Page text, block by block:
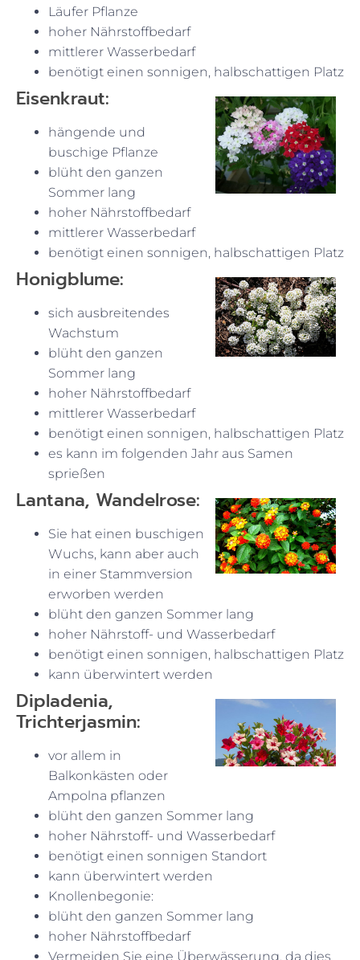
Läufer Pflanze
hoher Nährstoffbedarf
mittlerer Wasserbedarf
benötigt einen sonnigen, halbschattigen Platz
Eisenkraut:
hängende und
buschige Pflanze
blüht den ganzen
Sommer lang
hoher Nährstoffbedarf
mittlerer Wasserbedarf
benötigt einen sonnigen, halbschattigen Platz
Honigblume:
sich ausbreitendes
Wachstum
blüht den ganzen
Sommer lang
hoher Nährstoffbedarf
mittlerer Wasserbedarf
benötigt einen sonnigen, halbschattigen Platz
es kann im folgenden Jahr aus Samen
sprießen
Lantana, Wandelrose:
Sie hat einen buschigen
Wuchs, kann aber auch
in einer Stammversion
erworben werden
blüht den ganzen Sommer lang
hoher Nährstoff- und Wasserbedarf
benötigt einen sonnigen, halbschattigen Platz
kann überwintert werden
Dipladenia,
Trichterjasmin:
vor allem in
Balkonkästen oder
Ampolna pflanzen
blüht den ganzen Sommer lang
hoher Nährstoff- und Wasserbedarf
benötigt einen sonnigen Standort
kann überwintert werden
Knollenbegonie:
blüht den ganzen Sommer lang
hoher Nährstoffbedarf
Vermeiden Sie eine Überwässerung, da dies